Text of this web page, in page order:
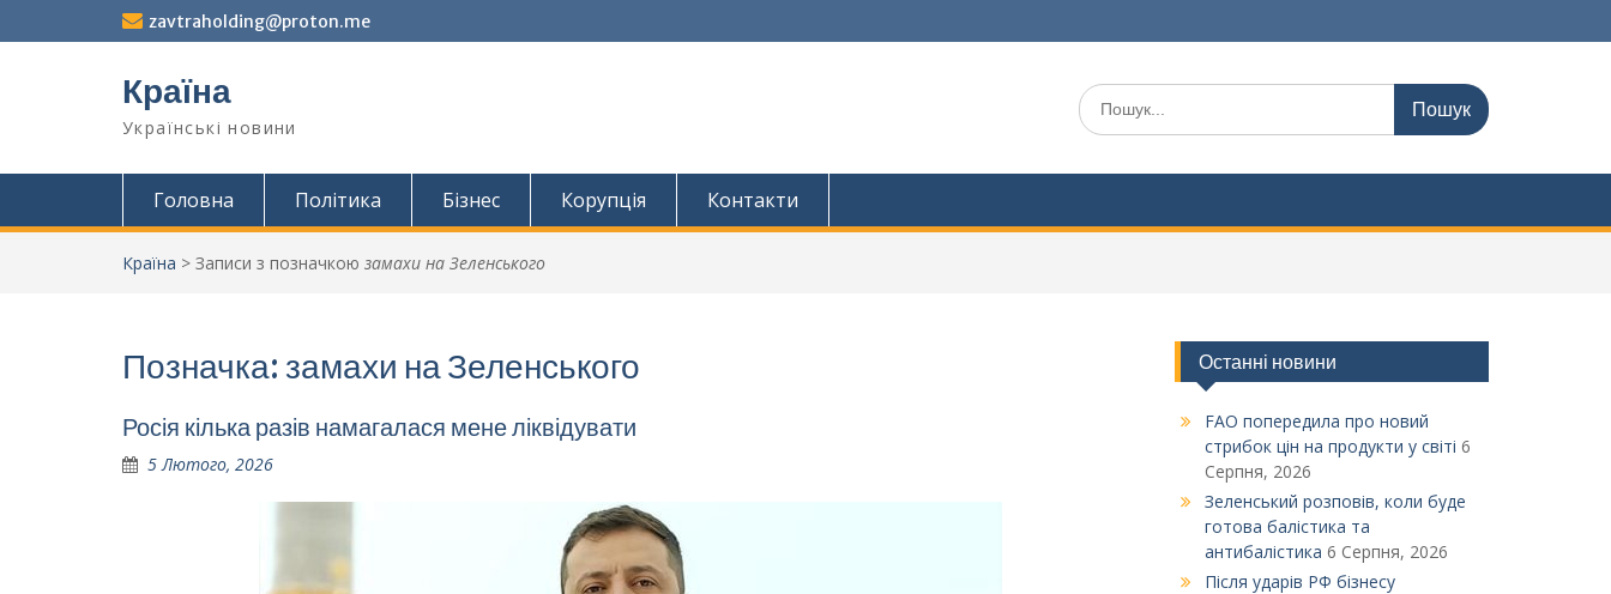
до
zavtraholding@proton.me
Країна
Українські новини
Шукати:
Головна Політика Бізнес Корупція Контакти
Країна > Записи з позначкою замахи на Зеленського
Позначка: замахи на Зеленського
Росія кілька разів намагалася мене ліквідувати
5 Лютого, 2026
Останні новини
FAO попередила про новий
стрибок цін на продукти у світі 6
Серпня, 2026
Зеленський розповів, коли буде
готова балістика та
антибалістика 6 Серпня, 2026
Після ударів РФ бізнесу